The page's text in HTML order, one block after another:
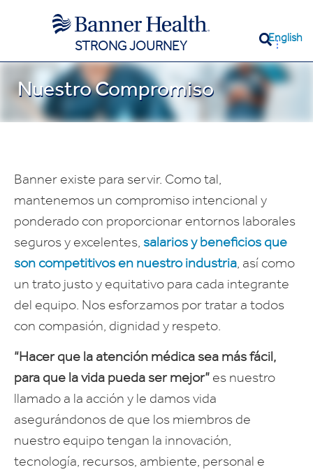
STRONG JOURNEY
English
Nuestro Compromiso
Banner existe para servir. Como tal,
mantenemos un compromiso intencional y
ponderado con proporcionar entornos laborales
seguros y excelentes, salarios y beneficios que
son competitivos en nuestro industria, así como
un trato justo y equitativo para cada integrante
del equipo. Nos esforzamos por tratar a todos
con compasión, dignidad y respeto.
“Hacer que la atención médica sea más fácil,
para que la vida pueda ser mejor” es nuestro
llamado a la acción y le damos vida
asegurándonos de que los miembros de
nuestro equipo tengan la innovación,
tecnología, recursos, ambiente, personal e